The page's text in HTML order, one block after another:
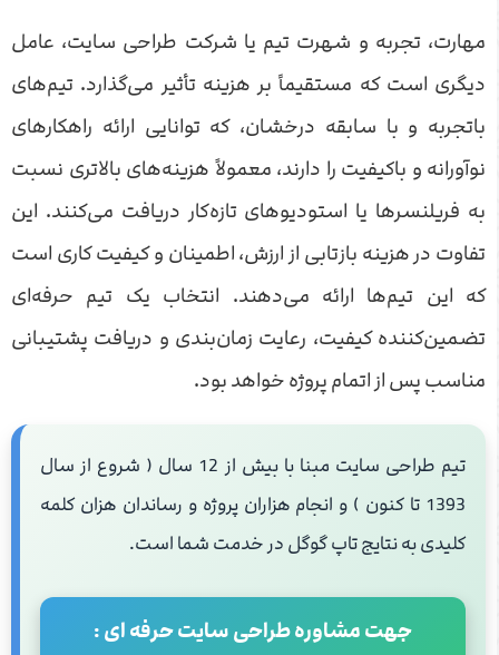
مهارت، تجربه و شهرت تیم یا شرکت طراحی سایت، عامل
دیگری است که مستقیماً بر هزینه تأثیر می‌گذارد. تیم‌های
باتجربه و با سابقه درخشان، که توانایی ارائه راهکارهای
نوآورانه و باکیفیت را دارند، معمولاً هزینه‌های بالاتری نسبت
به فریلنسرها یا استودیوهای تازه‌کار دریافت می‌کنند. این
تفاوت در هزینه بازتابی از ارزش، اطمینان و کیفیت کاری است
که این تیم‌ها ارائه می‌دهند. انتخاب یک تیم حرفه‌ای
تضمین‌کننده کیفیت، رعایت زمان‌بندی و دریافت پشتیبانی
مناسب پس از اتمام پروژه خواهد بود.
تیم طراحی سایت مبنا با بیش از 12 سال ( شروع از سال
1393 تا کنون ) و انجام هزاران پروژه و رساندان هزان کلمه
کلیدی به نتایج تاپ گوگل در خدمت شما است.
جهت مشاوره طراحی سایت حرفه ای :